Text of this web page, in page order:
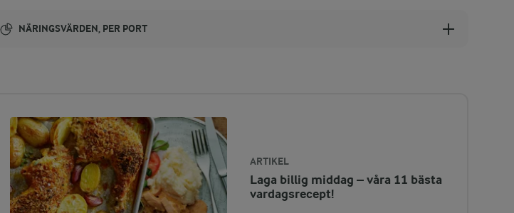
NÄRINGSVÄRDEN, PER PORT
ENERGIDISTRIBUTION %
NÄRINGSVÄRDEN PER PORT
Fiber:
-
4,5 g
ARTIKEL
Laga billig middag – våra 11 bästa
vardagsrecept!